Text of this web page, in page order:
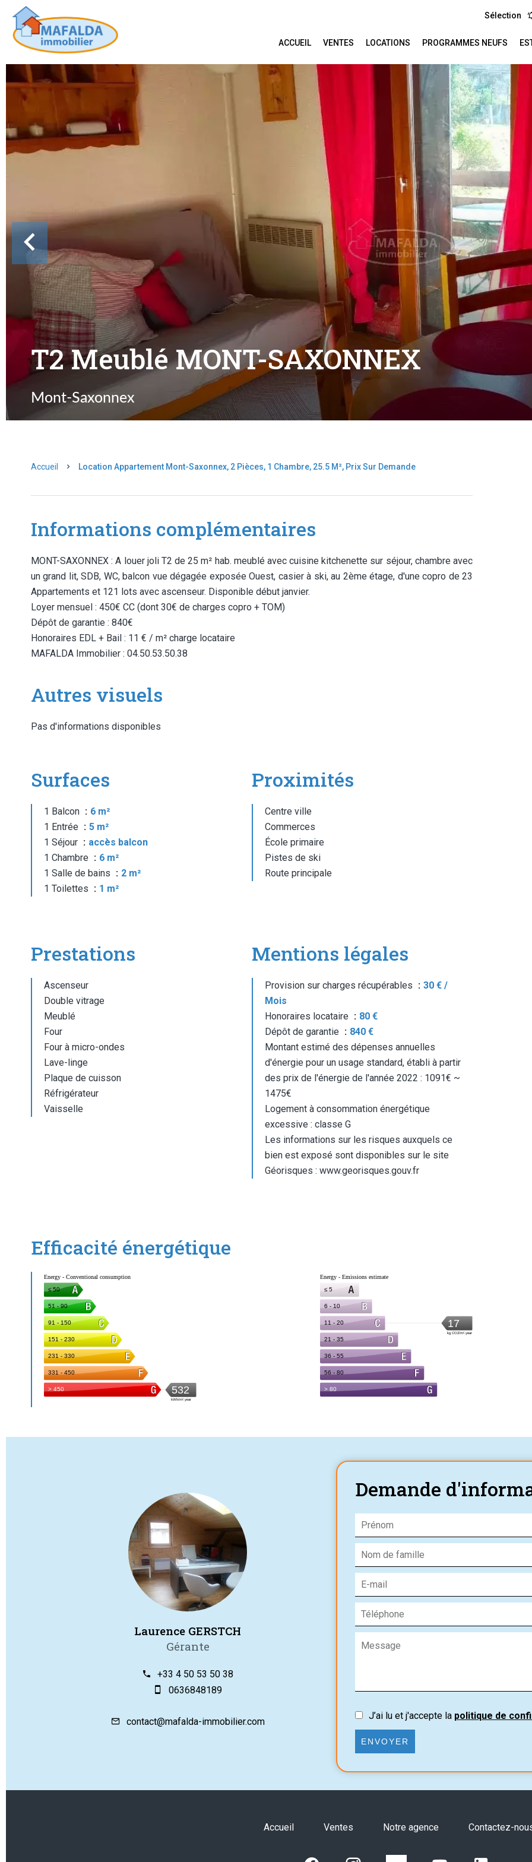
Sélection
ACCUEIL VENTES LOCATIONS PROGRAMMES NEUFS
T2 Meublé MONT-SAXONNEX
Mont-Saxonnex
Accueil Location Appartement Mont-Saxonnex, 2 Pièces, 1 Chambre, 25.5 M², Prix Sur Demande
Informations complémentaires
MONT-SAXONNEX : A louer joli T2 de 25 m² hab. meublé avec cuisine kitchenette sur séjour, chambre avec
un grand lit, SDB, WC, balcon vue dégagée exposée Ouest, casier à ski, au 2ème étage, d'une copro de 23
Appartements et 121 lots avec ascenseur. Disponible début janvier.
Loyer mensuel : 450€ CC (dont 30€ de charges copro + TOM)
Dépôt de garantie : 840€
Honoraires EDL + Bail : 11 € / m² charge locataire
MAFALDA Immobilier : 04.50.53.50.38
Autres visuels
Pas d'informations disponibles
Surfaces
1 Balcon
6 m²
1 Entrée
5 m²
1 Séjour
accès balcon
1 Chambre
6 m²
1 Salle de bains
2 m²
1 Toilettes
1 m²
Proximités
Centre ville
Commerces
École primaire
Pistes de ski
Route principale
Prestations
Ascenseur
Double vitrage
Meublé
Four
Four à micro-ondes
Lave-linge
Plaque de cuisson
Réfrigérateur
Vaisselle
Mentions légales
Provision sur charges récupérables
30 € /
Mois
Honoraires locataire
80 €
Dépôt de garantie
840 €
Montant estimé des dépenses annuelles
d'énergie pour un usage standard, établi à partir
des prix de l'énergie de l'année 2022 : 1091€ ~
1475€
Logement à consommation énergétique
excessive : classe G
Les informations sur les risques auxquels ce
bien est exposé sont disponibles sur le site
Géorisques : www.georisques.gouv.fr
Efficacité énergétique
Laurence GERSTCH
Gérante
+33 4 50 53 50 38
0636848189
contact@mafalda-immobilier.com
Demande
J’ai lu et j'accepte la politique de
ENVOYER
Accueil Ventes Notre agence Contactez-